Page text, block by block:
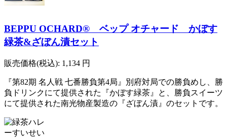
BEPPU OCHARD® ベップ オチャード かぼす
緑茶&ざぼん漬セット
販売価格(税込): 1,134 円
『第82期 名人戦 七番勝負第4局』別府対局での勝負めし、勝
負ドリンクにて提供された『かぼす緑茶』と、勝負スイーツ
にて提供された南光物産製造の『ざぼん漬』のセットです。